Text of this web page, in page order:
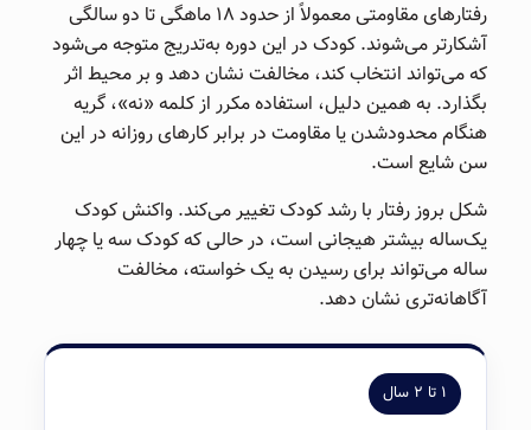
رفتارهای مقاومتی معمولاً از حدود ۱۸ ماهگی تا دو سالگی
آشکارتر می‌شوند. کودک در این دوره به‌تدریج متوجه می‌شود
که می‌تواند انتخاب کند، مخالفت نشان دهد و بر محیط اثر
بگذارد. به همین دلیل، استفاده مکرر از کلمه «نه»، گریه
هنگام محدودشدن یا مقاومت در برابر کارهای روزانه در این
سن شایع است.
شکل بروز رفتار با رشد کودک تغییر می‌کند. واکنش کودک
یک‌ساله بیشتر هیجانی است، در حالی که کودک سه یا چهار
ساله می‌تواند برای رسیدن به یک خواسته، مخالفت
آگاهانه‌تری نشان دهد.
۱ تا ۲ سال